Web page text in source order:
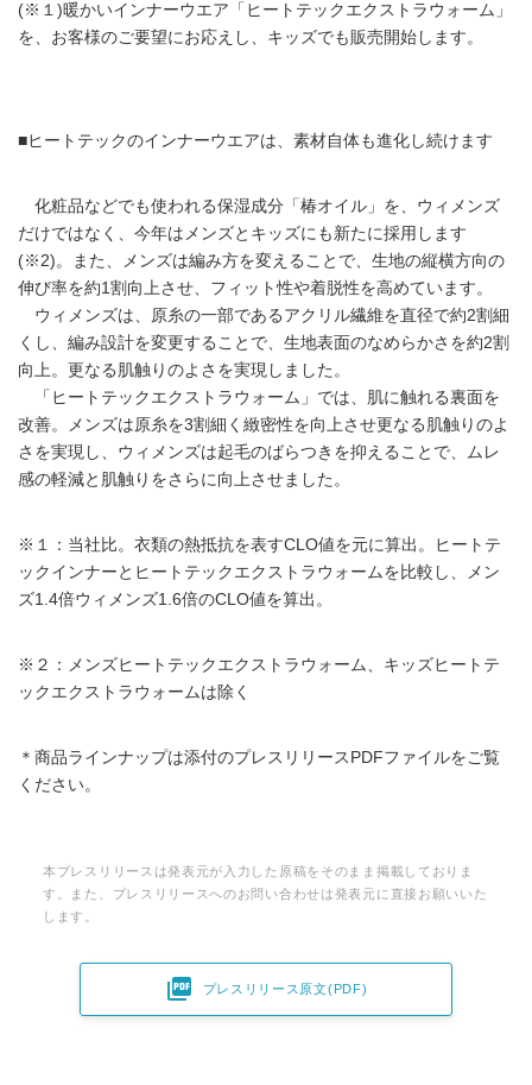
(※１)暖かいインナーウエア「ヒートテックエクストラウォーム」
を、お客様のご要望にお応えし、キッズでも販売開始します。
■ヒートテックのインナーウエアは、素材自体も進化し続けます
化粧品などでも使われる保湿成分「椿オイル」を、ウィメンズ
だけではなく、今年はメンズとキッズにも新たに採用します
(※2)。また、メンズは編み方を変えることで、生地の縦横方向の
伸び率を約1割向上させ、フィット性や着脱性を高めています。
ウィメンズは、原糸の一部であるアクリル繊維を直径で約2割細
くし、編み設計を変更することで、生地表面のなめらかさを約2割
向上。更なる肌触りのよさを実現しました。
「ヒートテックエクストラウォーム」では、肌に触れる裏面を
改善。メンズは原糸を3割細く緻密性を向上させ更なる肌触りのよ
さを実現し、ウィメンズは起毛のばらつきを抑えることで、ムレ
感の軽減と肌触りをさらに向上させました。
※１：当社比。衣類の熱抵抗を表すCLO値を元に算出。ヒートテ
ックインナーとヒートテックエクストラウォームを比較し、メン
ズ1.4倍ウィメンズ1.6倍のCLO値を算出。
※２：メンズヒートテックエクストラウォーム、キッズヒートテ
ックエクストラウォームは除く
＊商品ラインナップは添付のプレスリリースPDFファイルをご覧
ください。
本プレスリリースは発表元が入力した原稿をそのまま掲載しておりま
す。また、プレスリリースへのお問い合わせは発表元に直接お願いいた
します。
 プレスリリース原文(PDF)